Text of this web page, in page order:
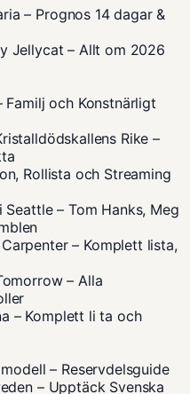
– Prognos 14 dagar &
Jellycat – Allt om 2026
och Konstnärligt
Rike –
Rollista och Streaming
Seattle – Tom Hanks, Meg
– Komplett lista,
– Alla
– Komplett li ta och
– Reservdelsguide
– Upptäck Svenska